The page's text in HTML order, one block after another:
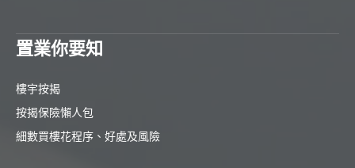
置業你要知
樓宇按揭
按揭保險懶人包
細數買樓花程序、好處及風險